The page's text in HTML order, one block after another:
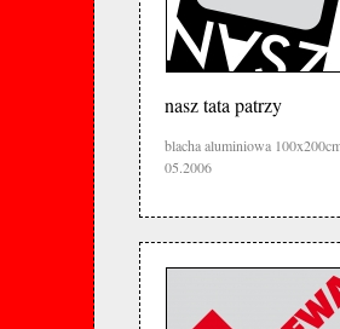
nasz tata patrzy
blacha aluminiowa
05.2006